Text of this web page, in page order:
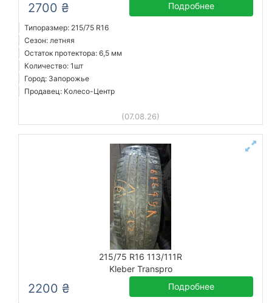
2700 ₴ Подробнее
Типоразмер: 215/75 R16
Сезон: летняя
Остаток протектора: 6,5 мм
Количество: 1шт
Город: Запорожье
Продавец: Колесо-Центр
(07.08.26)
215/75 R16 113/111R
Kleber Transpro
2200 ₴ Подробнее